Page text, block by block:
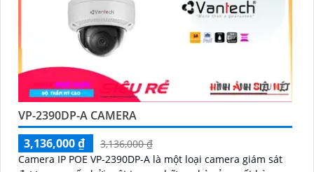
VP-2390DP-A CAMERA
3,136,000 ₫
3,136,000 ₫
Camera IP POE VP-2390DP-A là một loại camera giám sát